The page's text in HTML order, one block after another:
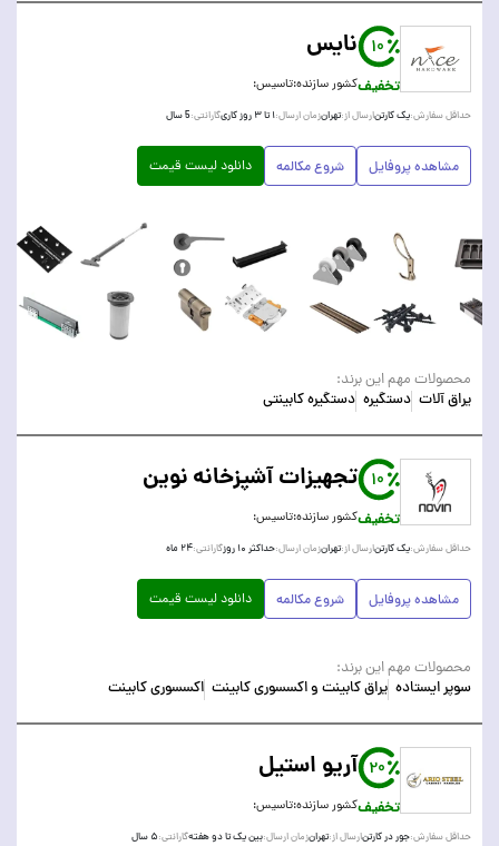
10
تخفیف
نایس
کشور سازنده:تاسیس:
حداقل سفارش:یک کارتنارسال از:تهرانزمان ارسال:۱ تا ۳ روز کاری گارانتی:5 سال
مشاهده پروفایل شروع مکالمه دانلود لیست قیمت
محصولات مهم این برند:
یراق آلات دستگیره دستگیره کابینتی
10
تخفیف
تجهیزات آشپزخانه نوین
کشور سازنده:تاسیس:
حداقل سفارش:یک کارتنارسال از:تهرانزمان ارسال:حداکثر ۱۰ روز گارانتی:۲۴ ماه
مشاهده پروفایل شروع مکالمه دانلود لیست قیمت
محصولات مهم این برند:
سوپر ایستاده یراق کابینت و اکسسوری کابینت اکسسوری کابینت
20
تخفیف
آریو استیل
کشور سازنده:تاسیس:
حداقل سفارش:جور در کارتنارسال از:تهرانزمان ارسال:بین یک تا دو هفتهگارانتی:۵ سال